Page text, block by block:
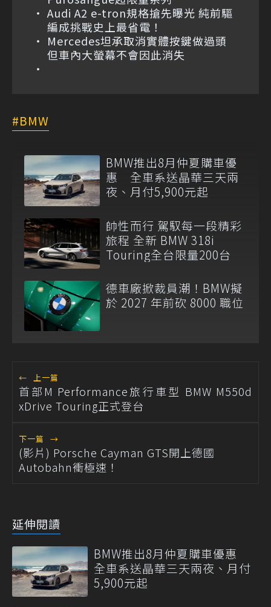
Audi A2 e-tron規格搶先曝光 純前驅
編成挑戰史上最省電！
Mercedes坦承取消實體按鍵做過頭
但車內大螢幕不會因此消失
BMW
BMW推出8月仲夏購車優
惠 全車系送晶華三天兩
夜、月付5,900元起
帥性而行 駕馭每一段精彩
旅程 全新 BMW 318i
Touring全台限量200台
德車廠掀裁員潮！BMW擬
於 2027 年前砍 8000 職位
← 上一篇
首部M Performance旅行車型 BMW M550d
xDrive Touring正式登台
下一篇 →
(影片) Porsche Cayman GTS開上德國
Autobahn衝極速！
延伸閱讀
BMW推出8月仲夏購車優惠
全車系送晶華三天兩夜、月付
5,900元起